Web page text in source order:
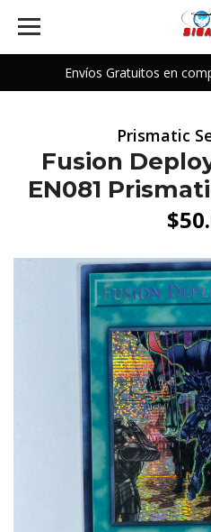
Envíos Gratuitos en
Prismatic
Fusion
EN081